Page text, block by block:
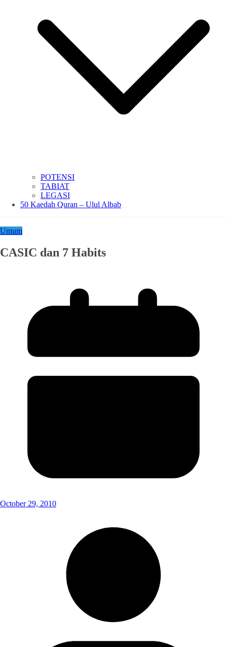
POTENSI
TABIAT
LEGASI
50 Kaedah Quran – Ulul Albab
Umum
CASIC dan 7 Habits
October 29, 2010